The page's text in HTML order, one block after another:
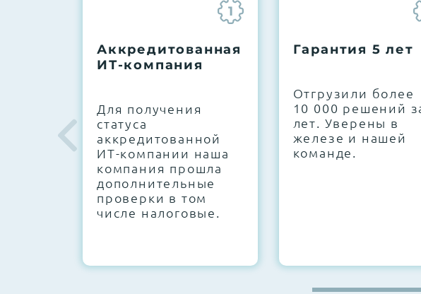
Next Business Day (NBD)
1
Аккредитованная
ИТ-компания
Для получения
статуса
аккредитованной
ИТ-компании наша
компания прошла
дополнительные
проверки в том
числе налоговые.
Гарантия 5 лет
Отгрузили более
10 000 решений
лет. Уверены в
железе и нашей
команде.